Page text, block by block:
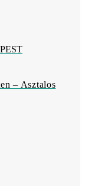
– Asztalos